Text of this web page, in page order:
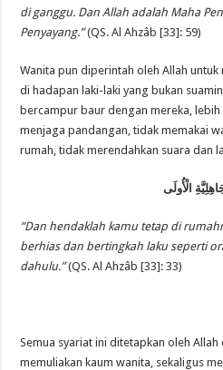
di ganggu. Dan Allah adalah Maha
Penyayang.”(QS. Al Ahzâb [33]: 59)
Wanita pun diperintah oleh Allah
di hadapan laki-laki yang bukan
bercampur baur dengan mereka, lebih
menjaga pandangan, tidak memakai
rumah, tidak merendahkan suara dan
الْأُولَى
“Dan hendaklah kamu tetap di
berhias dan bertingkah laku seperti
dahulu.”(QS. Al Ahzâb [33]: 33)
Semua syariat ini ditetapkan oleh
memuliakan kaum wanita, sekaligus